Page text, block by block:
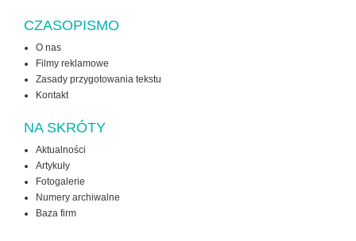
CZASOPISMO
O nas
Filmy reklamowe
Zasady przygotowania tekstu
Kontakt
NA SKRÓTY
Aktualności
Artykuły
Fotogalerie
Numery archiwalne
Baza firm